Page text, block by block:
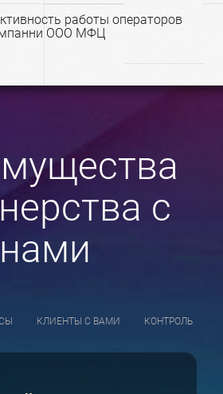
ООО МФЦ
с
нами
КЛИЕНТЫ С ВАМИ КОНТРОЛЬ